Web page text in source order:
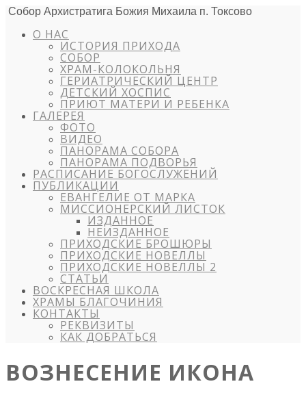
Собор Архистратига Божия Михаила п. Токсово
О НАС
ИСТОРИЯ ПРИХОДА
СОБОР
ХРАМ-КОЛОКОЛЬНЯ
ГЕРИАТРИЧЕСКИЙ ЦЕНТР
ДЕТСКИЙ ХОСПИС
ПРИЮТ МАТЕРИ И РЕБЕНКА
ГАЛЕРЕЯ
ФОТО
ВИДЕО
ПАНОРАМА СОБОРА
ПАНОРАМА ПОДВОРЬЯ
РАСПИСАНИЕ БОГОСЛУЖЕНИЙ
ПУБЛИКАЦИИ
ЕВАНГЕЛИЕ ОТ МАРКА
МИССИОНЕРСКИЙ ЛИСТОК
ИЗДАННОЕ
НЕИЗДАННОЕ
ПРИХОДСКИЕ БРОШЮРЫ
ПРИХОДСКИЕ НОВЕЛЛЫ
ПРИХОДСКИЕ НОВЕЛЛЫ 2
СТАТЬИ
ВОСКРЕСНАЯ ШКОЛА
ХРАМЫ БЛАГОЧИНИЯ
КОНТАКТЫ
РЕКВИЗИТЫ
КАК ДОБРАТЬСЯ
ВОЗНЕСЕНИЕ ИКОНА